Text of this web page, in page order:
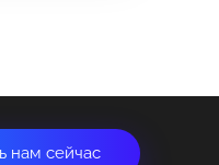
нам сейчас